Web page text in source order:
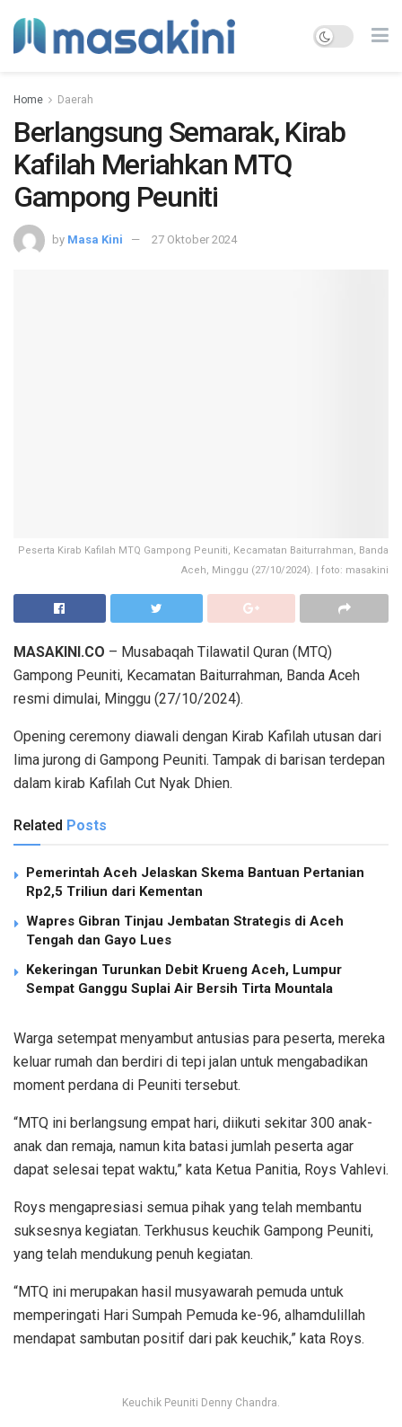
Home Daerah
Berlangsung Semarak, Kirab
Kafilah Meriahkan MTQ
Gampong Peuniti
by Masa Kini 27 Oktober 2024
Peserta Kirab Kafilah MTQ Gampong Peuniti, Kecamatan Baiturrahman, Banda
Aceh, Minggu (27/10/2024). | foto: masakini
MASAKINI.CO – Musabaqah Tilawatil Quran (MTQ)
Gampong Peuniti, Kecamatan Baiturrahman, Banda Aceh
resmi dimulai, Minggu (27/10/2024).
Opening ceremony diawali dengan Kirab Kafilah utusan dari
lima jurong di Gampong Peuniti. Tampak di barisan terdepan
dalam kirab Kafilah Cut Nyak Dhien.
Related Posts
Pemerintah Aceh Jelaskan Skema Bantuan Pertanian
Rp2,5 Triliun dari Kementan
Wapres Gibran Tinjau Jembatan Strategis di Aceh
Tengah dan Gayo Lues
Kekeringan Turunkan Debit Krueng Aceh, Lumpur
Sempat Ganggu Suplai Air Bersih Tirta Mountala
Warga setempat menyambut antusias para peserta, mereka
keluar rumah dan berdiri di tepi jalan untuk mengabadikan
moment perdana di Peuniti tersebut.
“MTQ ini berlangsung empat hari, diikuti sekitar 300 anak-
anak dan remaja, namun kita batasi jumlah peserta agar
dapat selesai tepat waktu,” kata Ketua Panitia, Roys Vahlevi.
Roys mengapresiasi semua pihak yang telah membantu
suksesnya kegiatan. Terkhusus keuchik Gampong Peuniti,
yang telah mendukung penuh kegiatan.
“MTQ ini merupakan hasil musyawarah pemuda untuk
memperingati Hari Sumpah Pemuda ke-96, alhamdulillah
mendapat sambutan positif dari pak keuchik,” kata Roys.
Keuchik Peuniti Denny Chandra.